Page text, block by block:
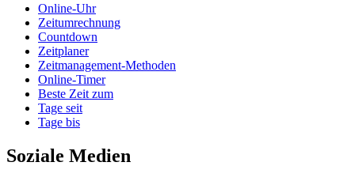
Online-Uhr
Zeitumrechnung
Countdown
Zeitplaner
Zeitmanagement-Methoden
Online-Timer
Beste Zeit zum
Tage seit
Tage bis
Soziale Medien